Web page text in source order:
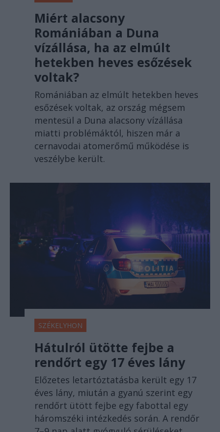
Miért alacsony
Romániában a Duna
vízállása, ha az elmúlt
hetekben heves esőzések
voltak?
Romániában az elmúlt hetekben heves
esőzések voltak, az ország mégsem
mentesül a Duna alacsony vízállása
miatti problémáktól, hiszen már a
cernavodai atomerőmű működése is
veszélybe került.
SZÉKELYHON
Hátulról ütötte fejbe a
rendőrt egy 17 éves lány
Előzetes letartóztatásba került egy 17
éves lány, miután a gyanú szerint egy
rendőrt ütött fejbe egy fabottal egy
háromszéki intézkedés során. A rendőr